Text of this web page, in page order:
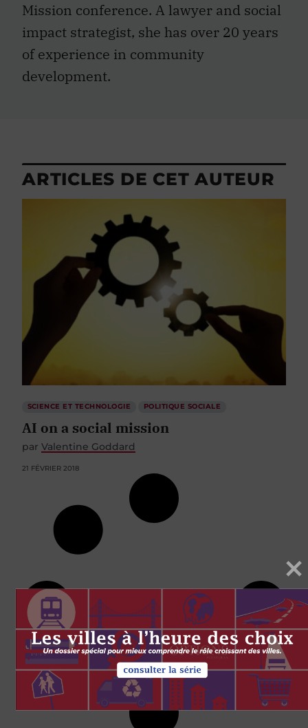
Mission conference. A lawyer and social
impact strategist, she has over 20 years
of experience in community
development.
ARTICLES DE CET AUTEUR
SCIENCE ET TECHNOLOGIE POLITIQUE SOCIALE
AI on a social mission
par Valentine Goddard
21 FÉVRIER 2018